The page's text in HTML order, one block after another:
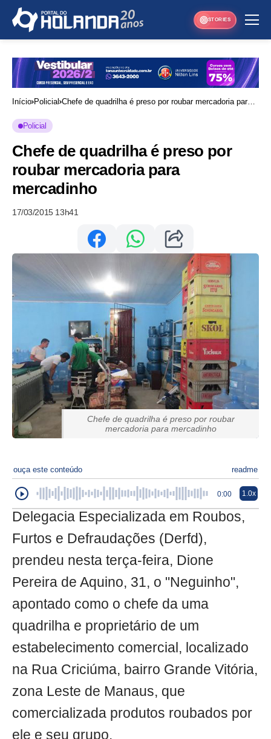
STORIES
Início Policial Chefe de quadrilha é preso por roubar mercadoria para
Policial
Chefe de quadrilha é preso por
roubar mercadoria para
mercadinho
17/03/2015 13h41
Chefe de quadrilha é preso por roubar
mercadoria para mercadinho
ouça este conteúdo readme
0:00 1.0x
Delegacia Especializada em Roubos,
Furtos e Defraudações (Derfd),
prendeu nesta terça-feira, Dione
Pereira de Aquino, 31, o "Neguinho",
apontado como o chefe da uma
quadrilha e proprietário de um
estabelecimento comercial, localizado
na Rua Criciúma, bairro Grande Vitória,
zona Leste de Manaus, que
comercializada produtos roubados por
ele e seu grupo.